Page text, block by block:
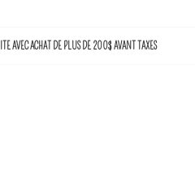
AVEC ACHAT DE PLUS DE 200$ AVANT TAXES